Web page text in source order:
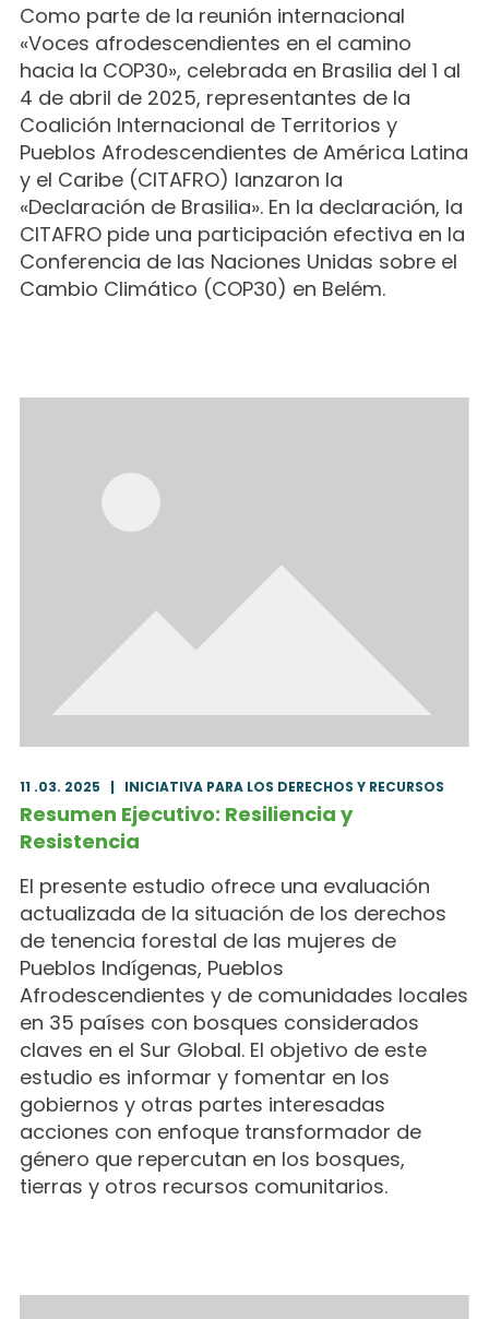
Como parte de la reunión internacional
«Voces afrodescendientes en el camino
hacia la COP30», celebrada en Brasilia del 1 al
4 de abril de 2025, representantes de la
Coalición Internacional de Territorios y
Pueblos Afrodescendientes de América Latina
y el Caribe (CITAFRO) lanzaron la
«Declaración de Brasilia». En la declaración, la
CITAFRO pide una participación efectiva en la
Conferencia de las Naciones Unidas sobre el
Cambio Climático (COP30) en Belém.
11 .03. 2025 | INICIATIVA PARA LOS DERECHOS Y RECURSOS
Resumen Ejecutivo: Resiliencia y
Resistencia
El presente estudio ofrece una evaluación
actualizada de la situación de los derechos
de tenencia forestal de las mujeres de
Pueblos Indígenas, Pueblos
Afrodescendientes y de comunidades locales
en 35 países con bosques considerados
claves en el Sur Global. El objetivo de este
estudio es informar y fomentar en los
gobiernos y otras partes interesadas
acciones con enfoque transformador de
género que repercutan en los bosques,
tierras y otros recursos comunitarios.